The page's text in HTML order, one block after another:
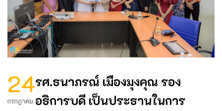
24
กรกฎาคม
รศ.ธนาภรณ์ เมืองมุงคุณ รอง
อธิการบดี เป็นประธานในการ